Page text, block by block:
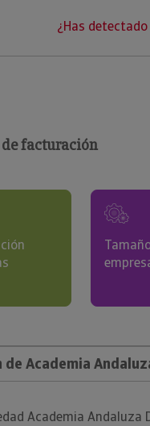
¿Has
facturación
de Academia
Academia Andaluza